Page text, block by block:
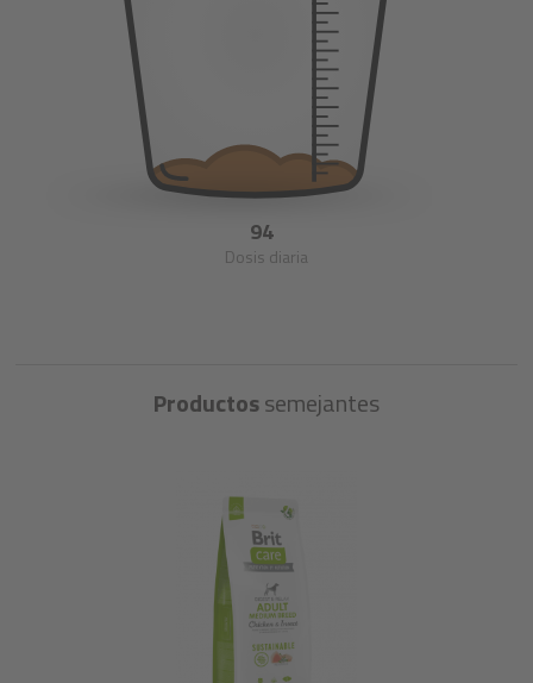
94
Dosis diaria
Productossemejantes